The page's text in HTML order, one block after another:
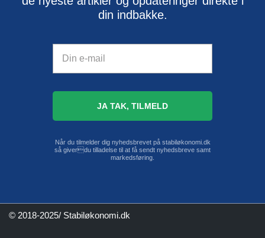
din indbakke.
Når du tilmelder dig nyhedsbrevet på stabiløkonomi.dk
så giverdu tilladelse til at få sendt nyhedsbreve samt
markedsføring.
© 2018-2025/ Stabiløkonomi.dk